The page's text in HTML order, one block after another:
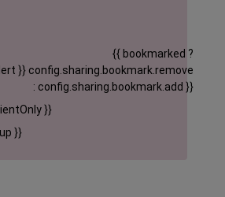
}}
{{ bookmarked ?
config.sharing.bookmark.remove
: config.sharing.bookmark.add }}
}}
}}